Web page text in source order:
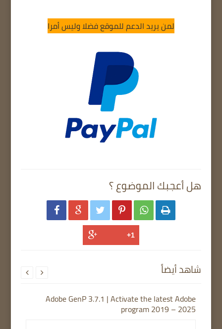
لمن يريد الدعم للموقع فضلا وليس أمرا
هل أعجبك الموضوع ؟
     
شاهد أيضاً
Adobe GenP 3.7.1 | Activate the latest Adobe
program 2019 – 2025
 